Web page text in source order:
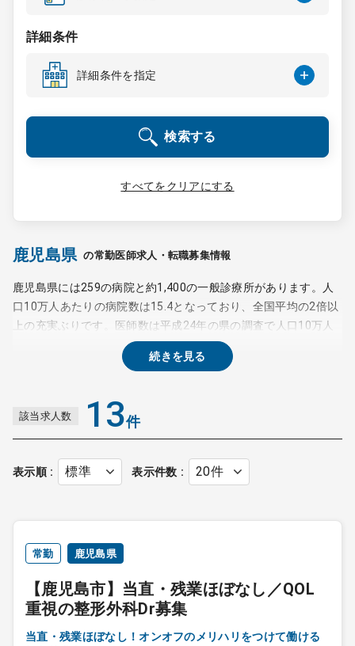
DtoDの転職・
コンサルタント
成功事例
転職ノウハウ
受付時間 9:00 ～ 18:00（平日）
0120-337-613
クリニック開業
採用をお考えの医療機関の方
詳細条件
詳細条件を指定
検索する
すべてをクリアにする
鹿児島県 の常勤医師求人・転職募集情報
鹿児島県には259の病院と約1,400の一般診療所があります。人
口10万人あたりの病院数は15.4となっており、全国平均の2倍以
上の充実ぶりです。医師数は平成24年の県の調査で人口10万人
あたり250.3人と、こちらも全国平均より多くなっています。た
だし鹿児島県は離島・へき地が多いため地域間・診療科間の医師
ています。また外科、小児科、産科、麻酔科の常勤医が不足して
おり、特にへき地でのこれらの診療科の求人には好条件が期待で
きるでしょう。
続きを見る
該当求人数 13件
表示順 表示件数
常勤 鹿児島県
【鹿児島市】当直・残業ほぼなし／QOL
重視の整形外科Dr募集
当直・残業ほぼなし！オンオフのメリハリをつけて働ける